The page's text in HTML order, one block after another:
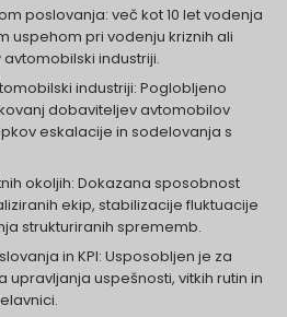
poslovanja: več kot 10 let vodenja
uspehom pri vodenju kriznih ali
industriji.
industriji: Poglobljeno
dobaviteljev avtomobilov
eskalacije in sodelovanja s
okoljih: Dokazana sposobnost
ekip, stabilizacije fluktuacije
strukturiranih sprememb.
in KPI: Usposobljen je za
upravljanja uspešnosti, vitkih rutin in